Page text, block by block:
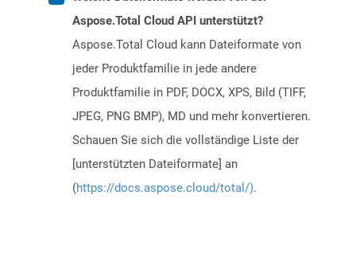
Aspose.Total Cloud API unterstützt?
Aspose.Total Cloud kann Dateiformate von
jeder Produktfamilie in jede andere
Produktfamilie in PDF, DOCX, XPS, Bild (TIFF,
JPEG, PNG BMP), MD und mehr konvertieren.
Schauen Sie sich die vollständige Liste der
[unterstützten Dateiformate] an
(https://docs.aspose.cloud/total/).